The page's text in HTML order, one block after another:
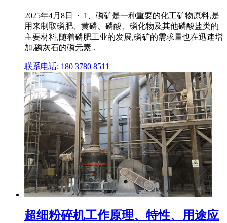
2025年4月8日 · 1、磷矿是一种重要的化工矿物原料,是
用来制取磷肥、黄磷、磷酸、磷化物及其他磷酸盐类的
主要材料,随着磷肥工业的发展,磷矿的需求量也在迅速增
加,磷灰石的磷元素 .
联系电话: 180 3780 8511
超细粉碎机工作原理、特性、用途应